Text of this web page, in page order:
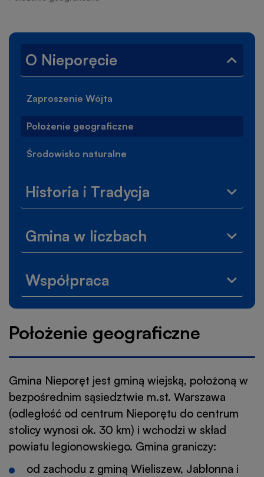
Lewe
menu
O Nieporęcie
Zwiń
menu
Zaproszenie Wójta
Położenie geograficzne
Środowisko naturalne
Historia i Tradycja
menu
i
Gmina w liczbach
menu
w
Współpraca
menu
Położenie geograficzne
Gmina Nieporęt jest gminą wiejską, położoną w
bezpośrednim sąsiedztwie m.st. Warszawa
(odległość od centrum Nieporętu do centrum
stolicy wynosi ok. 30 km) i wchodzi w skład
powiatu legionowskiego. Gmina graniczy:
od zachodu z gminą Wieliszew, Jabłonna i